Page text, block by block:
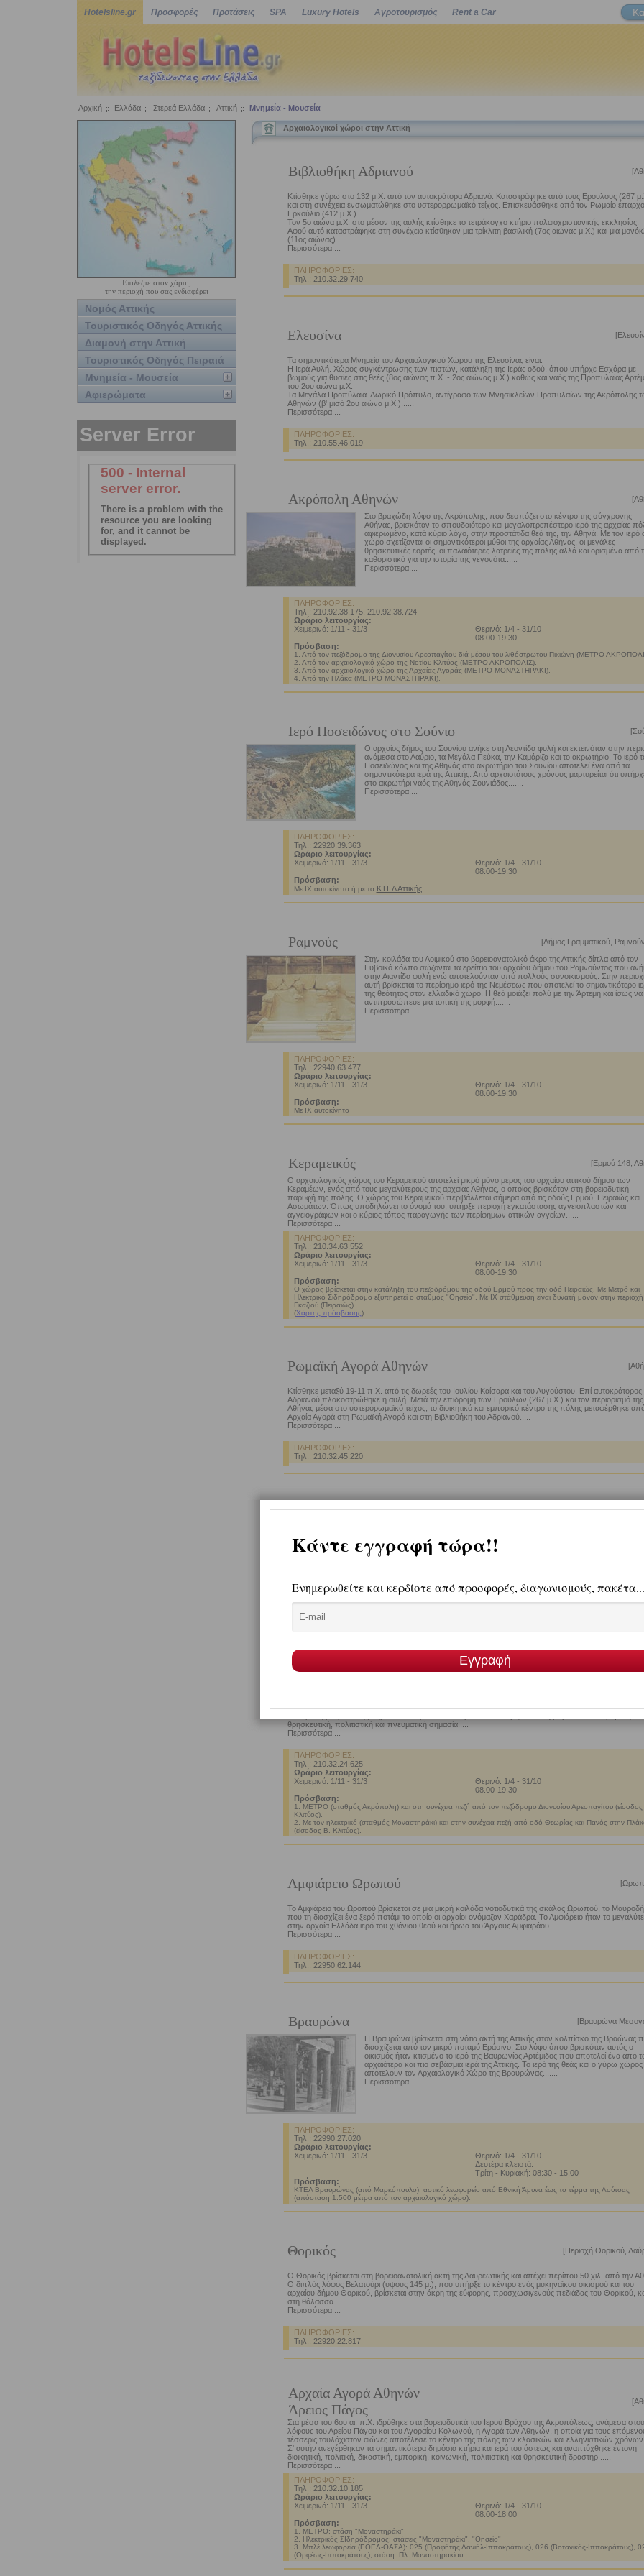
Hotelsline.gr Προσφορές Προτάσεις SPA Luxury Hotels Αγροτουρισμός Rent a Car
Αρχική Ελλάδα Στερεά Ελλάδα Αττική Μνημεία - Μουσεία
Επιλέξτε στον χάρτη,
την περιοχή που σας ενδιαφέρει
Νομός Αττικής
Τουριστικός Οδηγός Αττικής
Διαμονή στην Αττική
Τουριστικός Οδηγός Πειραιά
Μνημεία - Μουσεία
Αφιερώματα
Αρχαιολογικοί χώροι στην Αττική
Βιβλιοθήκη Αδριανού
Κτίσθηκε γύρω στο 132 μ.Χ. από τον αυτοκράτορα Αδριανό. Καταστράφηκε από τους Ερουλους (267
και στη συνέχεια ενσωματώθηκε στο υστερορρωμαϊκό τείχος. Επισκευάσθηκε από τον Ρωμαίο έπαρχο
Ερκούλιο (412 μ.Χ.).
Τον 5ο αιώνα μ.Χ. στο μέσον της αυλής κτίσθηκε το τετράκογχο κτήριο παλαιοχριστιανικής εκκλησίας.
Αφού αυτό καταστράφηκε στη συνέχεια κτίσθηκαν μια τρίκλιτη βασιλική (7ος αιώνας μ.Χ.) και μια
(11ος αιώνας).....
Περισσότερα....
ΠΛΗΡΟΦΟΡΙΕΣ:
Τηλ.: 210.32.29.740
Ελευσίνα
Τα σημαντικότερα Μνημεία του Αρχαιολογικού Χώρου της Ελευσίνας είναι:
Η Ιερά Αυλή. Χώρος συγκέντρωσης των πιστών, κατάληξη της Ιεράς οδού, όπου υπήρχε Εσχάρα με
βωμούς για θυσίες στις θεές (8ος αιώνας π.Χ. - 2ος αιώνας μ.Χ.) καθώς και ναός της Προπυλαίας
του 2ου αιώνα μ.Χ.
Τα Μεγάλα Προπύλαια. Δωρικό Πρόπυλο, αντίγραφο των Μνησικλείων Προπυλαίων της Ακρόπολης
Αθηνών (β' μισό 2ου αιώνα μ.Χ.)......
Περισσότερα....
ΠΛΗΡΟΦΟΡΙΕΣ:
Τηλ.: 210.55.46.019
Ακρόπολη Αθηνών
Στο βραχώδη λόφο της Ακρόπολης, που δεσπόζει στο κέντρο της σύγχρονης
Αθήνας, βρισκόταν το σπουδαιότερο και μεγαλοπρεπέστερο ιερό της αρχαίας
αφιερωμένο, κατά κύριο λόγο, στην προστάτιδα θεά της, την Αθηνά. Με τον ιερό
χώρο σχετίζονται οι σημαντικότεροι μύθοι της αρχαίας Αθήνας, οι μεγάλες
θρησκευτικές εορτές, οι παλαιότερες λατρείες της πόλης αλλά και ορισμένα από
καθοριστικά για την ιστορία της γεγονότα......
Περισσότερα....
ΠΛΗΡΟΦΟΡΙΕΣ:
Τηλ.: 210.92.38.175, 210.92.38.724
Ωράριο λειτουργίας:
Χειμερινό: 1/11 - 31/3
Θερινό: 1/4 - 31/10
08.00-19.30
Πρόσβαση:
1. Από τον πεζόδρομο της Διονυσίου Αρεοπαγίτου διά μέσου του λιθόστρωτου Πικιώνη (ΜΕΤΡΟ
2. Από τον αρχαιολογικό χώρο της Νοτίου Κλιτύος (ΜΕΤΡΟ ΑΚΡΟΠΟΛΙΣ).
3. Από τον αρχαιολογικό χώρο της Αρχαίας Αγοράς (ΜΕΤΡΟ ΜΟΝΑΣΤΗΡΑΚΙ).
4. Από την Πλάκα (ΜΕΤΡΟ ΜΟΝΑΣΤΗΡΑΚΙ).
Ιερό Ποσειδώνος στο Σούνιο
Ο αρχαίος δήμος του Σουνίου ανήκε στη Λεοντίδα φυλή και εκτεινόταν στην
ανάμεσα στο Λαύριο, τα Μεγάλα Πεύκα, την Καμάριζα και το ακρωτήριο. Το ιερό
Ποσειδώνος και της Αθηνάς στο ακρωτήριο του Σουνίου αποτελεί ένα από τα
σημαντικότερα ιερά της Αττικής. Από αρχαιοτάτους χρόνους μαρτυρείται ότι
στο ακρωτήρι ναός της Αθηνάς Σουνιάδος.......
Περισσότερα....
ΠΛΗΡΟΦΟΡΙΕΣ:
Τηλ.: 22920.39.363
Ωράριο λειτουργίας:
Χειμερινό: 1/11 - 31/3
Θερινό: 1/4 - 31/10
08.00-19.30
Πρόσβαση:
Με ΙΧ αυτοκίνητο ή με το ΚΤΕΛ Αττικής
Ραμνούς
[Δήμος Γραμματικού,
Στην κοιλάδα του Λοιμικού στο βορειοανατολικό άκρο της Αττικής δίπλα από τον
Ευβοϊκό κόλπο σώζονται τα ερείπια του αρχαίου δήμου του Ραμνούντος που
στην Αιαντίδα φυλή ενώ αποτελούνταν από πολλούς συνοικισμούς. Στην
αυτή βρίσκεται το περίφημο ιερό της Νεμέσεως που αποτελεί το σημαντικότερο
της θεότητος στον ελλαδικό χώρο. Η θεά μοιάζει πολύ με την Άρτεμη και ίσως να
αντιπροσώπευε μια τοπική της μορφή.......
Περισσότερα....
ΠΛΗΡΟΦΟΡΙΕΣ:
Τηλ.: 22940.63.477
Ωράριο λειτουργίας:
Χειμερινό: 1/11 - 31/3
Θερινό: 1/4 - 31/10
08.00-19.30
Πρόσβαση:
Με ΙΧ αυτοκίνητο
Κεραμεικός
[Ερμού 148,
Ο αρχαιολογικός χώρος του Κεραμεικού αποτελεί μικρό μόνο μέρος του αρχαίου αττικού δήμου των
Κεραμέων, ενός από τους μεγαλύτερους της αρχαίας Αθήνας, ο οποίος βρισκόταν στη βορειοδυτική
παρυφή της πόλης. Ο χώρος του Κεραμεικού περιβάλλεται σήμερα από τις οδούς Ερμού, Πειραιώς και
Ασωμάτων. Όπως υποδηλώνει το όνομά του, υπήρξε περιοχή εγκατάστασης αγγειοπλαστών και
αγγειογράφων και ο κύριος τόπος παραγωγής των περίφημων αττικών αγγείων......
Περισσότερα....
ΠΛΗΡΟΦΟΡΙΕΣ:
Τηλ.: 210.34.63.552
Ωράριο λειτουργίας:
Χειμερινό: 1/11 - 31/3
Θερινό: 1/4 - 31/10
08.00-19.30
Πρόσβαση:
Ο χώρος βρίσκεται στην κατάληξη του πεζοδρόμου της οδού Ερμού προς την οδό Πειραιώς. Με Μετρό και
Ηλεκτρικό Σιδηρόδρομο εξυπηρετεί ο σταθμός "Θησείο". Με ΙΧ στάθμευση είναι δυνατή μόνον στην περιοχή
Γκαζιού (Πειραιώς).
(Χάρτης πρόσβασης)
Ρωμαϊκή Αγορά Αθηνών
Κτίσθηκε μεταξύ 19-11 π.Χ. από τις δωρεές του Ιουλίου Καίσαρα και του Αυγούστου. Επί αυτοκράτορος
Αδριανού πλακοστρώθηκε η αυλή. Μετά την επιδρομή των Ερούλων (267 μ.Χ.) και τον περιορισμό της
Αθήνας μέσα στο υστερορωμαϊκό τείχος, το διοικητικό και εμπορικό κέντρο της πόλης μεταφέρθηκε
Αρχαία Αγορά στη Ρωμαϊκή Αγορά και στη Βιβλιοθήκη του Αδριανού.....
Περισσότερα....
ΠΛΗΡΟΦΟΡΙΕΣ:
Τηλ.: 210.32.45.220
Ακαδημία Πλάτωνος [Ακαδημία Πλάτωνος,
Το προάστιο αυτό των Αθηνών οφείλει την ονομασία του στον επώνυμο ήρωα Ακάδημο ή Εκάδημο,
έμεινε στην ιστορία εξ αιτίας της περίφημης φιλοσοφικής σχολής, που ίδρυσε στην περιοχή ο Πλάτων.
Κατοικήθηκε από τα προϊστορικά χρόνια μέχρι τον 6ο μ.Χ. αιώνα. Κατά τον 6ο π.Χ. αιώνα ιδρύθηκε στην
ΠΛΗΡΟΦΟΡΙΕΣ:
Τηλ.: 210.32.19.776
Χώρος διαρκώς επισκέψιμος.
Νότια Κλιτύς Ακροπόλεως Αθηνών
πηγών με πόσιμο νερό. Από τους αρχαϊκούς χρόνους και για πολλούς αιώνες, η ανέγερση στη νότια
θρησκευτική, πολιτιστική και πνευματική σημασία.....
Περισσότερα....
ΠΛΗΡΟΦΟΡΙΕΣ:
Τηλ.: 210.32.24.625
Ωράριο λειτουργίας:
Χειμερινό: 1/11 - 31/3
Θερινό: 1/4 - 31/10
08.00-19.30
Πρόσβαση:
1. ΜΕΤΡΟ (σταθμός Ακρόπολη) και στη συνέχεια πεζή από τον πεζόδρομο Διονυσίου Αρεοπαγίτου (είσοδος
Κλιτύος).
2. Με τον ηλεκτρικό (σταθμός Μοναστηράκι) και στην συνέχεια πεζή από οδό Θεωρίας και Πανός στην
(είσοδος Β. Κλιτύος).
Αμφιάρειο Ωρωπού
Το Αμφιάρειο του Ωροπού βρίσκεται σε μια μικρή κοιλάδα νοτιοδυτικά της σκάλας Ωρωπού, το
που τη διασχίζει ένα ξερό ποτάμι το οποίο οι αρχαίοι ονόμαζαν Χαράδρα. Το Αμφιάρειο ήταν το
στην αρχαία Ελλάδα ιερό του χθόνιου θεού και ήρωα του Άργους Αμφιαράου.....
Περισσότερα....
ΠΛΗΡΟΦΟΡΙΕΣ:
Τηλ.: 22950.62.144
Βραυρώνα
[Βραυρώνα
Η Βραυρώνα βρίσκεται στη νότια ακτή της Αττικής στον κολπίσκο της Βραώνας
διασχίζεται από τον μικρό ποταμό Εράσινο. Στο λόφο όπου βρισκόταν αυτός ο
οικισμός ήταν κτισμένο το ιερό της Βαυρωνίας Αρτέμιδος που αποτελεί ένα απο
αρχαιότερα και πιο σεβάσμια ιερά της Αττικής. Το ιερό της θεάς και ο γύρω χώρος
αποτελουν τον Αρχαιολογικό Χώρο της Βραυρώνας.......
Περισσότερα....
ΠΛΗΡΟΦΟΡΙΕΣ:
Τηλ.: 22990.27.020
Ωράριο λειτουργίας:
Χειμερινό: 1/11 - 31/3
Θερινό: 1/4 - 31/10
Δευτέρα κλειστά.
Τρίτη - Κυριακή: 08:30 - 15:00
Πρόσβαση:
ΚΤΕΛ Βραυρώνας (από Μαρκόπουλο), αστικό λεωφορείο από Εθνική Άμυνα έως το τέρμα της Λούτσας
(απόσταση 1.500 μέτρα από τον αρχαιολογικό χώρο).
Θορικός [Περιοχή Θορικού,
Ο Θορικός βρίσκεται στη βορειοανατολική ακτή της Λαυρεωτικής και απέχει περίπου 50 χιλ. από την
Ο διπλός λόφος Βελατούρι (υψους 145 μ.), που υπήρξε το κέντρο ενός μυκηναϊκου οικισμού και του
αρχαίου δήμου Θορικού, βρίσκεται στην άκρη της εύφορης, προσχωσιγενούς πεδιάδας του Θορικού,
στη θάλασσα.....
Περισσότερα....
ΠΛΗΡΟΦΟΡΙΕΣ:
Τηλ.: 22920.22.817
Αρχαία Αγορά Αθηνών
Άρειος Πάγος
Στα μέσα του 6ου αι. π.Χ. ιδρύθηκε στα βορειοδυτικά του Ιερού Βράχου της Ακροπόλεως, ανάμεσα
λόφους του Αρείου Πάγου και του Αγοραίου Κολωνού, η Αγορά των Αθηνών, η οποία για τους
τέσσερις τουλάχιστον αιώνες αποτέλεσε το κέντρο της πόλης των κλασικών και ελληνιστικών χρόνων.
Σ' αυτήν ανεγέρθηκαν τα σημαντικότερα δημόσια κτήρια και ιερά του άστεως και αναπτύχθηκε έντονη
διοικητική, πολιτική, δικαστική, εμπορική, κοινωνική, πολιτιστική και θρησκευτική δραστηρ .....
Περισσότερα....
ΠΛΗΡΟΦΟΡΙΕΣ:
Τηλ.: 210.32.10.185
Ωράριο λειτουργίας:
Χειμερινό: 1/11 - 31/3
Θερινό: 1/4 - 31/10
08.00-18.00
Πρόσβαση:
1. ΜΕΤΡΟ: στάση "Μοναστηράκι"
2. Ηλεκτρικός ΣΙδηρόδρομος: στάσεις "Μοναστηράκι", "Θησείο"
3. Μπλέ λεωφορεία (ΕΘΕΛ-ΟΑΣΑ): 025 (Προφήτης Δανιήλ-Ιπποκράτους), 026 (Βοτανικός-Ιπποκράτους),
(Ορφέως-Ιπποκράτους), στάση: Πλ. Μοναστηρακίου.